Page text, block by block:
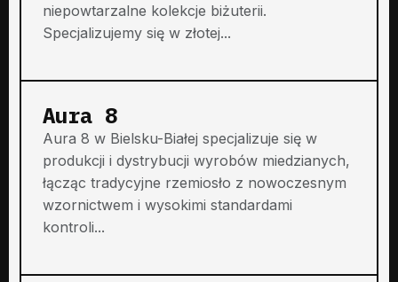
niepowtarzalne kolekcje biżuterii.
Specjalizujemy się w złotej...
Aura 8
Aura 8 w Bielsku-Białej specjalizuje się w
produkcji i dystrybucji wyrobów miedzianych,
łącząc tradycyjne rzemiosło z nowoczesnym
wzornictwem i wysokimi standardami
kontroli...